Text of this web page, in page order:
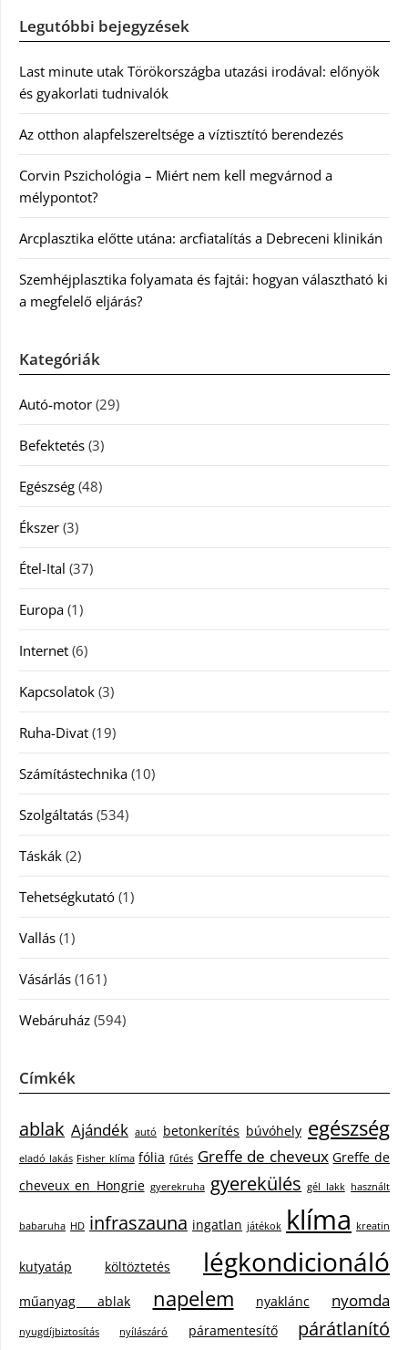
Legutóbbi bejegyzések
Last minute utak Törökországba utazási irodával: előnyök
és gyakorlati tudnivalók
Az otthon alapfelszereltsége a víztisztító berendezés
Corvin Pszichológia – Miért nem kell megvárnod a
mélypontot?
Arcplasztika előtte utána: arcfiatalítás a Debreceni klinikán
Szemhéjplasztika folyamata és fajtái: hogyan választható ki
a megfelelő eljárás?
Kategóriák
Autó-motor (29)
Befektetés (3)
Egészség (48)
Ékszer (3)
Étel-Ital (37)
Europa (1)
Internet (6)
Kapcsolatok (3)
Ruha-Divat (19)
Számítástechnika (10)
Szolgáltatás (534)
Táskák (2)
Tehetségkutató (1)
Vallás (1)
Vásárlás (161)
Webáruház (594)
Címkék
ablak Ajándék autó betonkerítés búvóhely egészség
eladó lakás Fisher klíma fólia fűtés Greffe de cheveux Greffe de
cheveux en Hongrie gyerekruha gyerekülés gél lakk használt
babaruha HD infraszauna ingatlan játékok klíma kreatin
kutyatáp költöztetés légkondicionáló
műanyag ablak napelem nyaklánc nyomda
nyugdíjbiztosítás nyílászáró páramentesítő párátlanító